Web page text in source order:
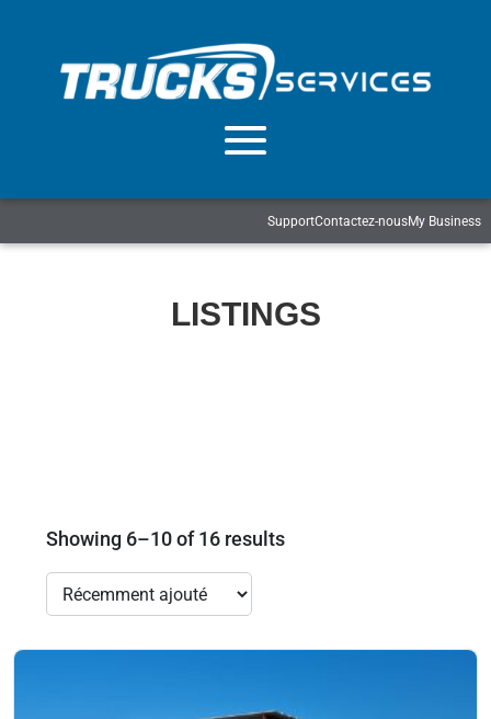
SupportContactez-nousMy Business
LISTINGS
Showing 6–10 of 16 results